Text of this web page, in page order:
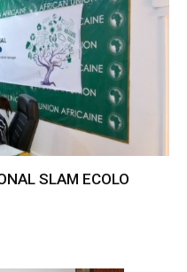
SLAM ECOLO